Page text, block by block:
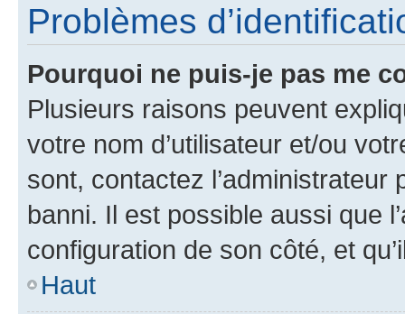
Problèmes
Pourquoi ne puis-je pas me
Plusieurs raisons peuvent
votre nom d’utilisateur et/ou
sont, contactez l’administrateur
banni. Il est possible aussi que
configuration de son côté, et
Haut